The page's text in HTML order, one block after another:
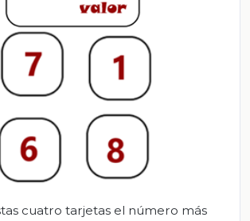
cuatro tarjetas el número más